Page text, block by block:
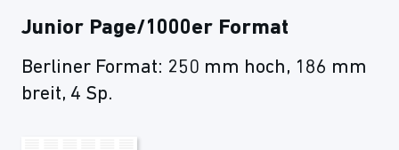
Junior Page/1000er Format
Berliner Format: 250 mm hoch, 186 mm
breit, 4 Sp.